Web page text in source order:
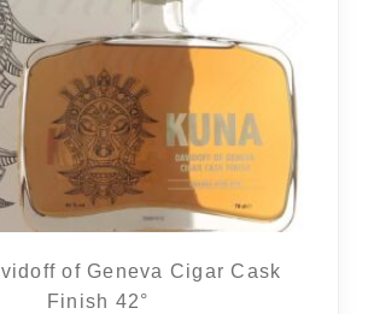
of Geneva Cigar Cask
Finish 42°